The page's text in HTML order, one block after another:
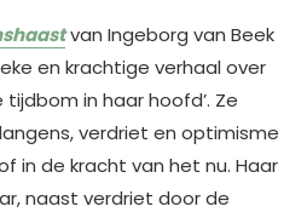
van Ingeborg van Beek
en krachtige verhaal over
in haar hoofd’. Ze
verdriet en optimisme
in de kracht van het nu. Haar
naast verdriet door de